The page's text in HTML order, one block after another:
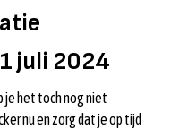
juli 2024
je het toch nog niet
nu en zorg dat je op tijd